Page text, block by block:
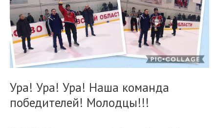
Ура! Ура! Ура! Наша команда
победителей! Молодцы!!!